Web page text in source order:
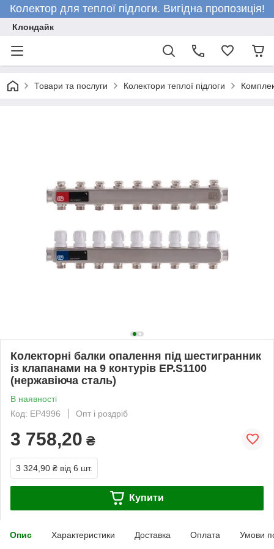
Колектор для теплої підлоги. Вигідна пропозиція!
Клондайк
Товари та послуги Колектори теплої підлоги
Колекторні балки опалення під шестигранник
із клапанами на 9 контурів EP.S1100
(нержавіюча сталь)
В наявності
Код: EP4996
Опт і роздріб
3 758,20 ₴
3 324,90 ₴ від 6 шт.
Купити
Опис Характеристики Доставка Оплата Умови